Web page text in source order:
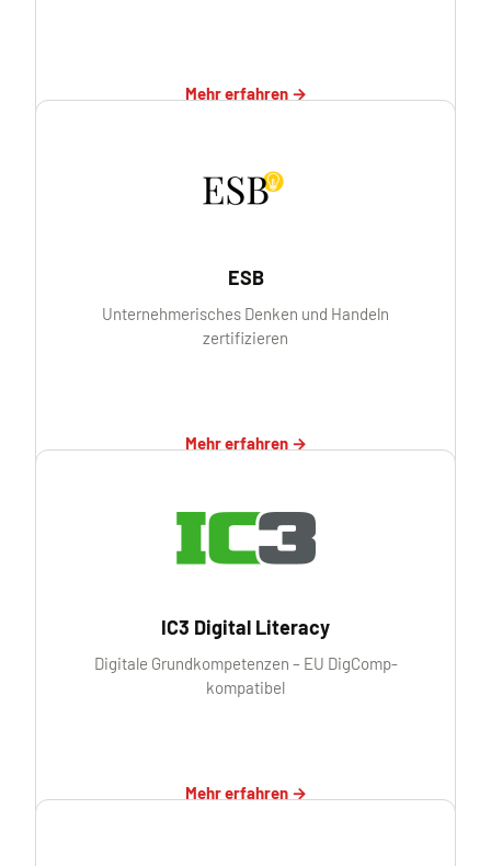
Mehr erfahren →
ESB
Unternehmerisches Denken und Handeln
zertifizieren
Mehr erfahren →
IC3 Digital Literacy
Digitale Grundkompetenzen – EU DigComp-
kompatibel
Mehr erfahren →